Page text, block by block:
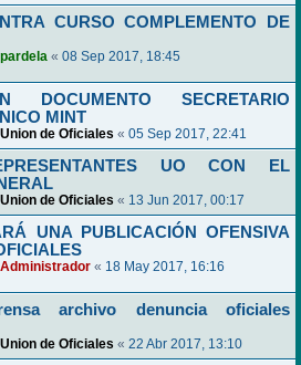
CURSO COMPLEMENTO DE
pardela « 08 Sep 2017, 18:45
DOCUMENTO SECRETARIO
MINT
Union de Oficiales « 05 Sep 2017, 22:41
UO CON EL
Union de Oficiales « 13 Jun 2017, 00:17
UNA PUBLICACIÓN OFENSIVA
Administrador « 18 May 2017, 16:16
archivo denuncia oficiales
Union de Oficiales « 22 Abr 2017, 13:10